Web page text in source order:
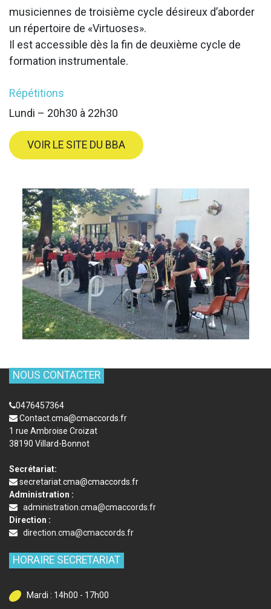
musiciennes de troisième cycle désireux d’aborder
un répertoire de «Virtuoses».
Il est accessible dès la fin de deuxième cycle de
formation instrumentale.​
Répétitions
Lundi – 20h30 à 22h30
VOIR LE SITE DU BBA
NOUS CONTACTER
0476457364
Contact.cma@cmaccords.fr
1 rue Ambroise Croizat
38190 Villard-Bonnot
Secrétariat:
secretariat.cma@cmaccords.fr
Administration :
administration.cma@cmaccords.fr
Direction :
direction.cma@cmaccords.fr
HORAIRE SECRETARIAT
Mardi : 14h00 - 17h00